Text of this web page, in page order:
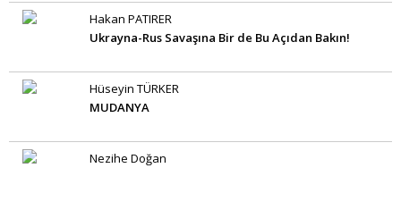
Hakan PATIRER
Ukrayna-Rus Savaşına Bir de Bu Açıdan Bakın!
Hüseyin TÜRKER
MUDANYA
Nezihe Doğan